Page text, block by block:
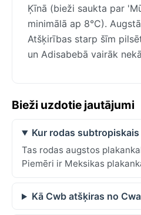
Ķīnā (bieži saukta par
minimālā ap 8°C).
Atšķirības starp šīm
un Adisabebā vairāk
Bieži uzdotie jautājumi
Kur rodas
Tas rodas augstos
Piemēri ir Meksikas
Kā Cwb atšķiras no